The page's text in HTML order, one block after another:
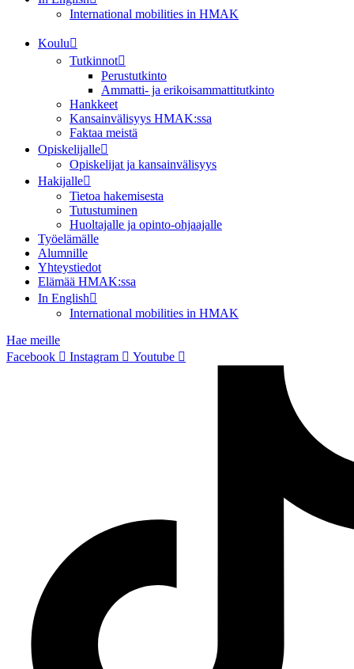
International mobilities in HMAK
Koulu
Tutkinnot
Perustutkinto
Ammatti- ja erikoisammattitutkinto
Hankkeet
Kansainvälisyys HMAK:ssa
Faktaa meistä
Opiskelijalle
Opiskelijat ja kansainvälisyys
Hakijalle
Tietoa hakemisesta
Tutustuminen
Huoltajalle ja opinto-ohjaajalle
Työelämälle
Alumnille
Yhteystiedot
Elämää HMAK:ssa
In English
International mobilities in HMAK
Hae meille
Facebook
Instagram Youtube